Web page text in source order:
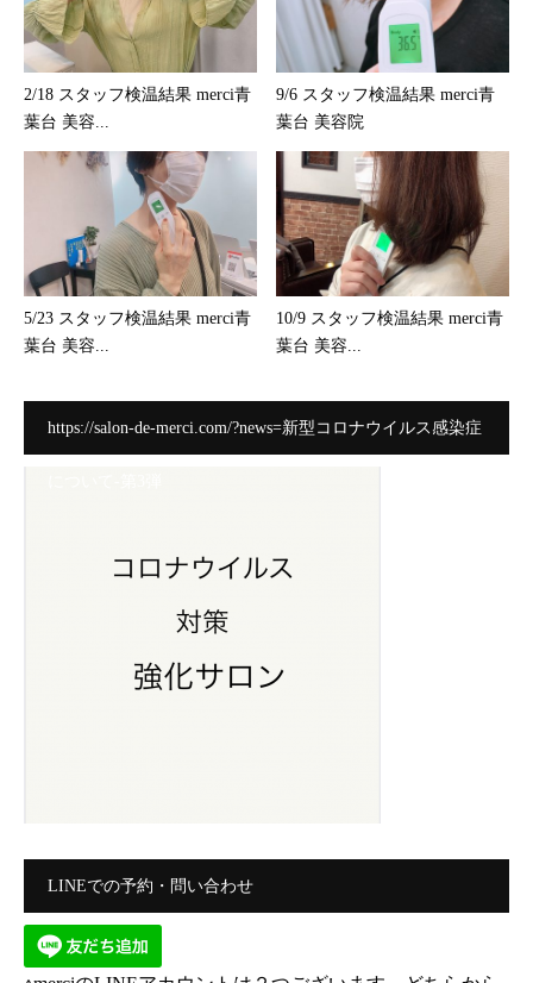
2/18 スタッフ検温結果 merci青
葉台 美容...
9/6 スタッフ検温結果 merci青
葉台 美容院
5/23 スタッフ検温結果 merci青
葉台 美容...
10/9 スタッフ検温結果 merci青
葉台 美容...
https://salon-de-merci.com/?news=新型コロナウイルス感染症
LINEでの予約・問い合わせ